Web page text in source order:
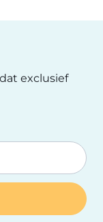
exclusief